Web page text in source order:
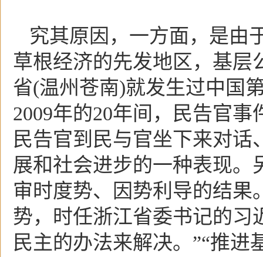
究其原因，一方面，是由
草根经济的先发地区，基层
省(温州苍南)就发生过中国
2009年的20年间，民告官事
民告官到民与官坐下来对
展和社会进步的一种表现。
审时度势、因势利导的结果
势，时任浙江省委书记的习
民主的办法来解决。”“推